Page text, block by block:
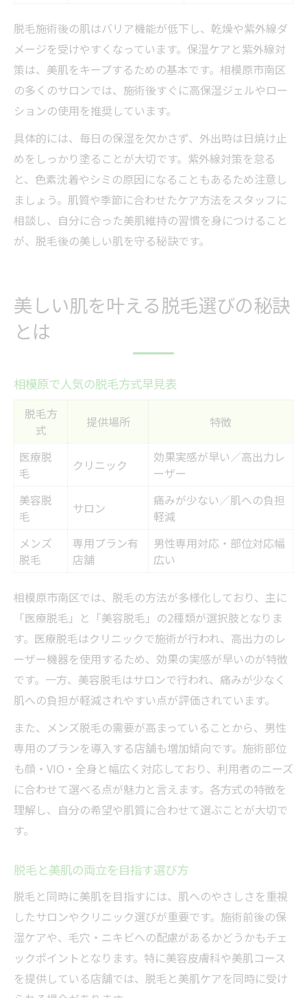
脱毛施術後の肌はバリア機能が低下し、乾燥や紫外線ダ
メージを受けやすくなっています。保湿ケアと紫外線対
策は、美肌をキープするための基本です。相模原市南区
の多くのサロンでは、施術後すぐに高保湿ジェルやロー
ションの使用を推奨しています。
具体的には、毎日の保湿を欠かさず、外出時は日焼け止
めをしっかり塗ることが大切です。紫外線対策を怠る
と、色素沈着やシミの原因になることもあるため注意し
ましょう。肌質や季節に合わせたケア方法をスタッフに
相談し、自分に合った美肌維持の習慣を身につけること
が、脱毛後の美しい肌を守る秘訣です。
美しい肌を叶える脱毛選びの秘訣
とは
相模原で人気の脱毛方式早見表
脱毛方
式
提供場所 特徴
医療脱
毛
クリニック
効果実感が早い／高出力レ
ーザー
美容脱
毛
サロン
痛みが少ない／肌への負担
軽減
メンズ
脱毛
専用プラン有
店舗
男性専用対応・部位対応幅
広い
相模原市南区では、脱毛の方法が多様化しており、主に
「医療脱毛」と「美容脱毛」の2種類が選択肢となりま
す。医療脱毛はクリニックで施術が行われ、高出力のレ
ーザー機器を使用するため、効果の実感が早いのが特徴
です。一方、美容脱毛はサロンで行われ、痛みが少なく
肌への負担が軽減されやすい点が評価されています。
また、メンズ脱毛の需要が高まっていることから、男性
専用のプランを導入する店舗も増加傾向です。施術部位
も顔・VIO・全身と幅広く対応しており、利用者のニーズ
に合わせて選べる点が魅力と言えます。各方式の特徴を
理解し、自分の希望や肌質に合わせて選ぶことが大切で
す。
脱毛と美肌の両立を目指す選び方
脱毛と同時に美肌を目指すには、肌へのやさしさを重視
したサロンやクリニック選びが重要です。施術前後の保
湿ケアや、毛穴・ニキビへの配慮があるかどうかもチェ
ックポイントとなります。特に美容皮膚科や美肌コース
を提供している店舗では、脱毛と美肌ケアを同時に受け